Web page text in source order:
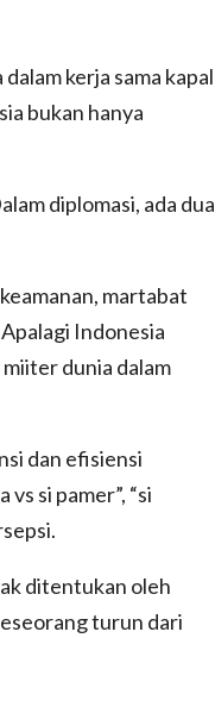
kerja sama kapal
bukan hanya
diplomasi, ada dua
martabat
Indonesia
dunia dalam
dan efisiensi
si pamer”, “si
ditentukan oleh
turun dari